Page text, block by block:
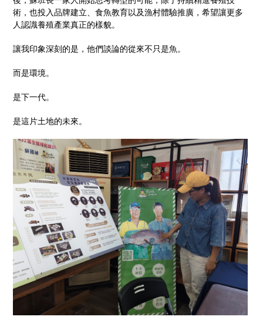
術，也投入品牌建立、食魚教育以及漁村體驗推廣，希望讓更多
人認識養殖產業真正的樣貌。
讓我印象深刻的是，他們談論的從來不只是魚。
而是環境。
是下一代。
是這片土地的未來。